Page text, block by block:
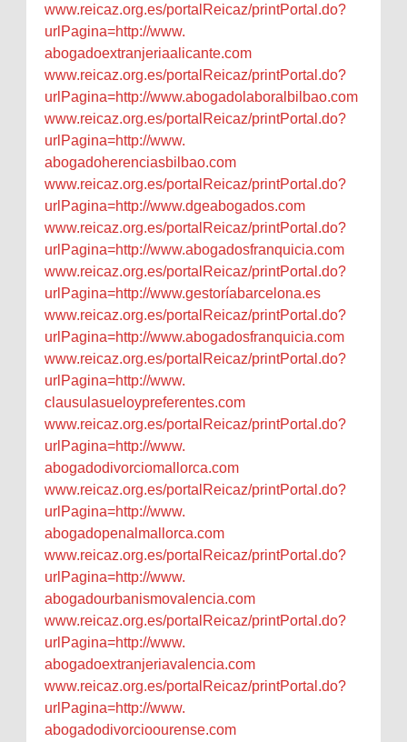
www.reicaz.org.es/portalReicaz/printPortal.do?
urlPagina=http://www.
abogadoextranjeriaalicante.com
www.reicaz.org.es/portalReicaz/printPortal.do?
urlPagina=http://www.abogadolaboralbilbao.com
www.reicaz.org.es/portalReicaz/printPortal.do?
urlPagina=http://www.
abogadoherenciasbilbao.com
www.reicaz.org.es/portalReicaz/printPortal.do?
urlPagina=http://www.dgeabogados.com
www.reicaz.org.es/portalReicaz/printPortal.do?
urlPagina=http://www.abogadosfranquicia.com
www.reicaz.org.es/portalReicaz/printPortal.do?
urlPagina=http://www.gestoríabarcelona.es
www.reicaz.org.es/portalReicaz/printPortal.do?
urlPagina=http://www.abogadosfranquicia.com
www.reicaz.org.es/portalReicaz/printPortal.do?
urlPagina=http://www.
clausulasueloypreferentes.com
www.reicaz.org.es/portalReicaz/printPortal.do?
urlPagina=http://www.
abogadodivorciomallorca.com
www.reicaz.org.es/portalReicaz/printPortal.do?
urlPagina=http://www.
abogadopenalmallorca.com
www.reicaz.org.es/portalReicaz/printPortal.do?
urlPagina=http://www.
abogadourbanismovalencia.com
www.reicaz.org.es/portalReicaz/printPortal.do?
urlPagina=http://www.
abogadoextranjeriavalencia.com
www.reicaz.org.es/portalReicaz/printPortal.do?
urlPagina=http://www.
abogadodivorcioourense.com